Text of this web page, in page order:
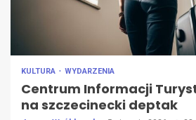
KULTURA WYDARZENIA
Centrum Informacji
na szczecinecki deptak